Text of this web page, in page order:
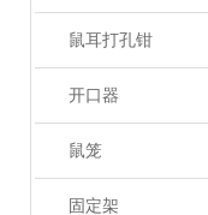
鼠耳打孔钳
开口器
鼠笼
固定架